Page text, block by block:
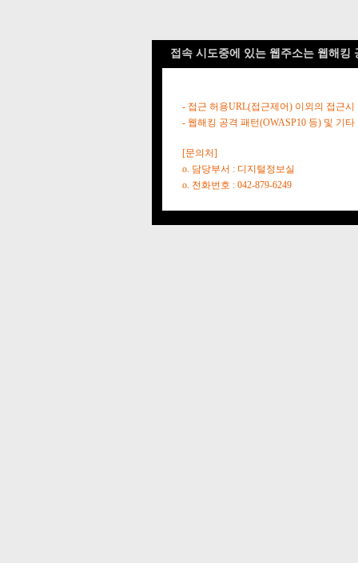
접속 시도중에 있는 웹주소는 웹해킹
- 접근 허용URL(접근제어) 이외의 접근시
- 웹해킹 공격 패턴(OWASP10 등) 및 기
[문의처]
o. 담당부서 : 디지털정보실
o. 전화번호 : 042-879-6249